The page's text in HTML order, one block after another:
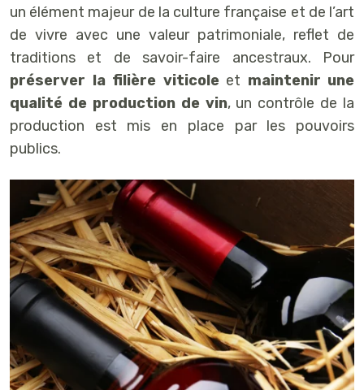
un élément majeur de la culture française et de l’art
de vivre avec une valeur patrimoniale, reflet de
traditions et de savoir-faire ancestraux. Pour
préserver la filière viticole et maintenir une
qualité de production de vin, un contrôle de la
production est mis en place par les pouvoirs
publics.